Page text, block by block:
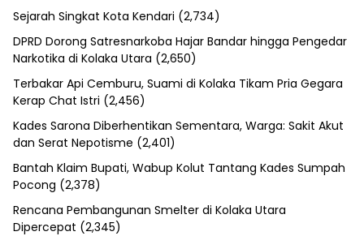
Sejarah Singkat Kota Kendari (2,734)
DPRD Dorong Satresnarkoba Hajar Bandar hingga Pengedar
Narkotika di Kolaka Utara (2,650)
Terbakar Api Cemburu, Suami di Kolaka Tikam Pria Gegara
Kerap Chat Istri (2,456)
Kades Sarona Diberhentikan Sementara, Warga: Sakit Akut
dan Serat Nepotisme (2,401)
Bantah Klaim Bupati, Wabup Kolut Tantang Kades Sumpah
Pocong (2,378)
Rencana Pembangunan Smelter di Kolaka Utara
Dipercepat (2,345)